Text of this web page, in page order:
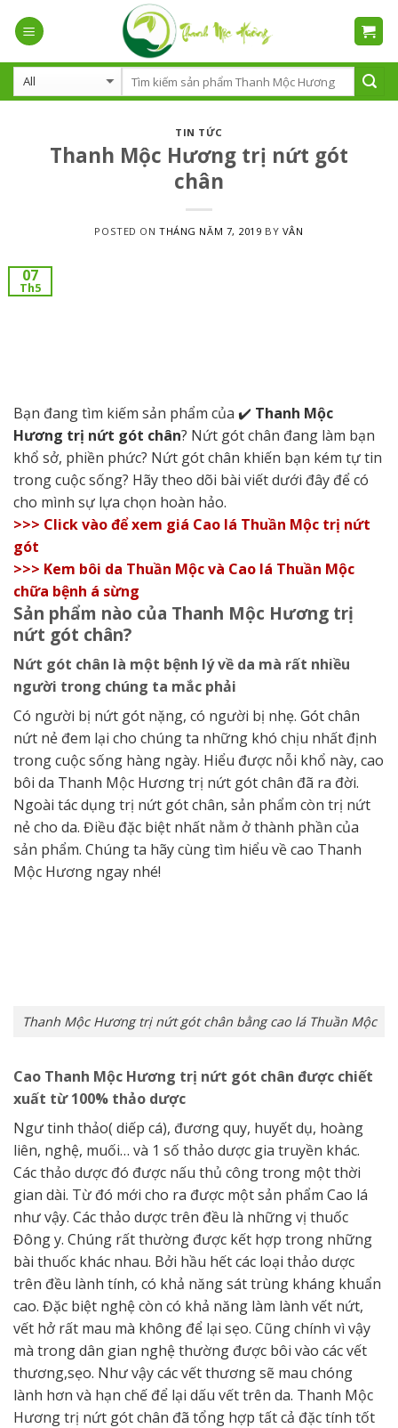
TIN TỨC
Thanh Mộc Hương trị nứt gót
chân
POSTED ONTHÁNG NĂM 7, 2019 BY VÂN
07
Th5
Bạn đang tìm kiếm sản phẩm của ✔️ Thanh Mộc
Hương trị nứt gót chân? Nứt gót chân đang làm bạn
khổ sở, phiền phức? Nứt gót chân khiến bạn kém tự tin
trong cuộc sống? Hãy theo dõi bài viết dưới đây để có
cho mình sự lựa chọn hoàn hảo.
>>> Click vào để xem giá Cao lá Thuần Mộc trị nứt
gót
>>> Kem bôi da Thuần Mộc và Cao lá Thuần Mộc
chữa bệnh á sừng
Sản phẩm nào của Thanh Mộc Hương trị
nứt gót chân?
Nứt gót chân là một bệnh lý về da mà rất nhiều
người trong chúng ta mắc phải
Có người bị nứt gót nặng, có người bị nhẹ. Gót chân
nứt nẻ đem lại cho chúng ta những khó chịu nhất định
trong cuộc sống hàng ngày. Hiểu được nỗi khổ này, cao
bôi da Thanh Mộc Hương trị nứt gót chân đã ra đời.
Ngoài tác dụng trị nứt gót chân, sản phẩm còn trị nứt
nẻ cho da. Điều đặc biệt nhất nằm ở thành phần của
sản phẩm. Chúng ta hãy cùng tìm hiểu về cao Thanh
Mộc Hương ngay nhé!
Thanh Mộc Hương trị nứt gót chân bằng cao lá Thuần Mộc
Cao Thanh Mộc Hương trị nứt gót chân được chiết
xuất từ 100% thảo dược
Ngư tinh thảo( diếp cá), đương quy, huyết dụ, hoàng
liên, nghệ, muối… và 1 số thảo dược gia truyền khác.
Các thảo dược đó được nấu thủ công trong một thời
gian dài. Từ đó mới cho ra được một sản phẩm Cao lá
như vậy. Các thảo dược trên đều là những vị thuốc
Đông y. Chúng rất thường được kết hợp trong những
bài thuốc khác nhau. Bởi hầu hết các loại thảo dược
trên đều lành tính, có khả năng sát trùng kháng khuẩn
cao. Đặc biệt nghệ còn có khả năng làm lành vết nứt,
vết hở rất mau mà không để lại sẹo. Cũng chính vì vậy
mà trong dân gian nghệ thường được bôi vào các vết
thương,sẹo. Như vậy các vết thương sẽ mau chóng
lành hơn và hạn chế để lại dấu vết trên da. Thanh Mộc
Hương trị nứt gót chân đã tổng hợp tất cả đặc tính tốt